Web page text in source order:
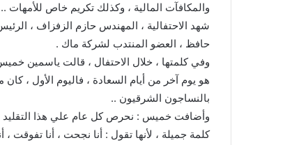
والمكافآت المالية ، وكذلك تكريم خاص للأمهات ..
شهد الاحتفالية ، المهندس حازم الزفزاف ،
حافظ ، العضو المنتدب لشركة ماك .
وفي كلمتها ، خلال الاحتفال ، قالت ياسمين
هو يوم آخر من أيام السعادة ، فاليوم الأول ، كان
بالنساجون الشرقيون ..
وأضافت خميس : نحرص كل عام علي هذا التقليد
كلمة جميلة ، لأنها تقول : أنا نجحت ، أنا تفوقت